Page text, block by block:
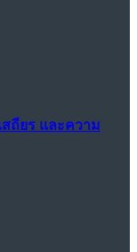
สถียร และความ